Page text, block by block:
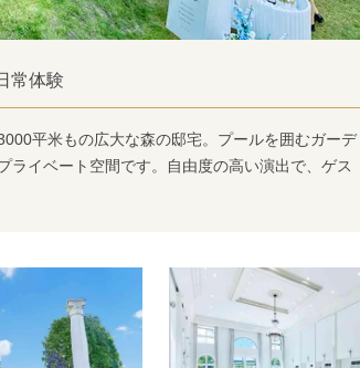
常体験
平米もの広大な森の邸宅。プールを囲むガーデ
ライベート空間です。自由度の高い演出で、ゲス